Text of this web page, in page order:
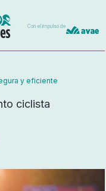
Con el impulso de
y eficiente
ciclista